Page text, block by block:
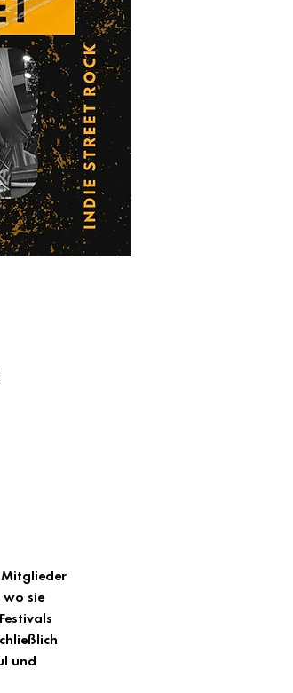
Mitglieder
wo sie
und